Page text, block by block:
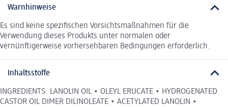
Warnhinweise
Es sind keine spezifischen Vorsichtsmaßnahmen für die
Verwendung dieses Produkts unter normalen oder
vernünftigerweise vorhersehbaren Bedingungen erforderlich.
Inhaltsstoffe
INGREDIENTS: LANOLIN OIL • OLEYL ERUCATE • HYDROGENATED
CASTOR OIL DIMER DILINOLEATE • ACETYLATED LANOLIN •